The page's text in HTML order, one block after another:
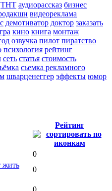
ТНТ аудиорассказ бизнес
видеореклама
демотиватор доктор заказать
кино книга монтаж
озвучка пилот пиратство
психология рейтинг
сеть статья стоимость
сьемка рекламного
шварценеггер эффекты юмор
Рейтинг
0
жить
0